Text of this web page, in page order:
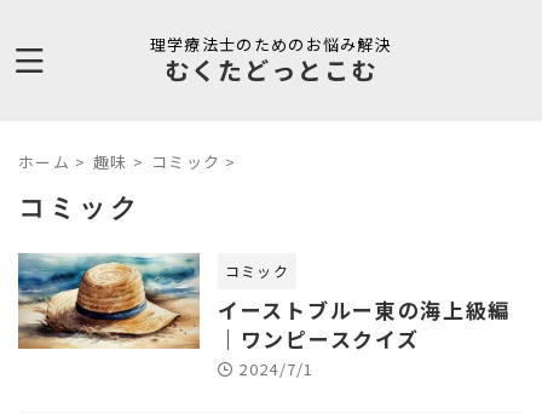
理学療法士のためのお悩み解決
むくたどっとこむ
ホーム > 趣味 > コミック >
コミック
コミック
イーストブルー東の海上級編
｜ワンピースクイズ
2024/7/1